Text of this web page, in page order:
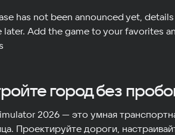
has not been announced yet,
later. Add the game to your favorites
город без
2026 — это умная
Проектируйте дороги,